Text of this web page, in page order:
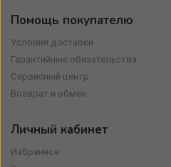
Помощь покупателю
Условия доставки
Гарантийные обязательства
Сервисный центр
Возврат и обмен
Личный кабинет
Избранное